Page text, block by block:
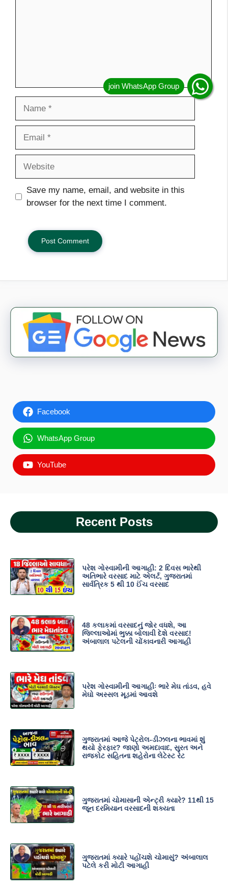
Save my name, email, and website in this
browser for the next time I comment.
Facebook
WhatsApp Group
YouTube
Recent Posts
પરેશ ગોસ્વામીની આગાહી: 2 દિવસ ભારેથી
અતિભારે વરસાદ માટે એલર્ટ, ગુજરાતમાં
સાર્વત્રિક 5 થી 10 ઈંચ વરસાદ
48 કલાકમાં વરસાદનું જોર વધશે, આ
જિલ્લાઓમાં ભુક્કા બોલાવી દેશે વરસાદ!
અંબાલાલ પટેલની ચોંકાવનારી આગાહી
પરેશ ગોસ્વામીની આગાહીઃ ભારે મેઘ તાંડવ, હવે
મેઘો અસ્સલ મૂડમાં આવશે
ગુજરાતમાં આજે પેટ્રોલ-ડીઝલના ભાવમાં શું
થયો ફેરફાર? જાણો અમદાવાદ, સુરત અને
રાજકોટ સહિતના શહેરોના લેટેસ્ટ રેટ
ગુજરાતમાં ચોમાસાની એન્ટ્રી ક્યારે? 11થી 15
જૂન દરમિયાન વરસાદની શક્યતા
ગુજરાતમાં ક્યારે પહોંચશે ચોમાસું? અંબાલાલ
પટેલે કરી મોટી આગાહી